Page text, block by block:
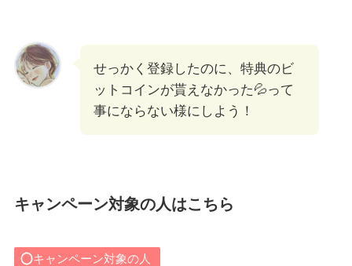
せっかく登録したのに、特典のビ
ットコインが貰えなかった💦って
事にならない様にしよう！
キャンペーン対象の人はこちら
キャンペーン対象の人